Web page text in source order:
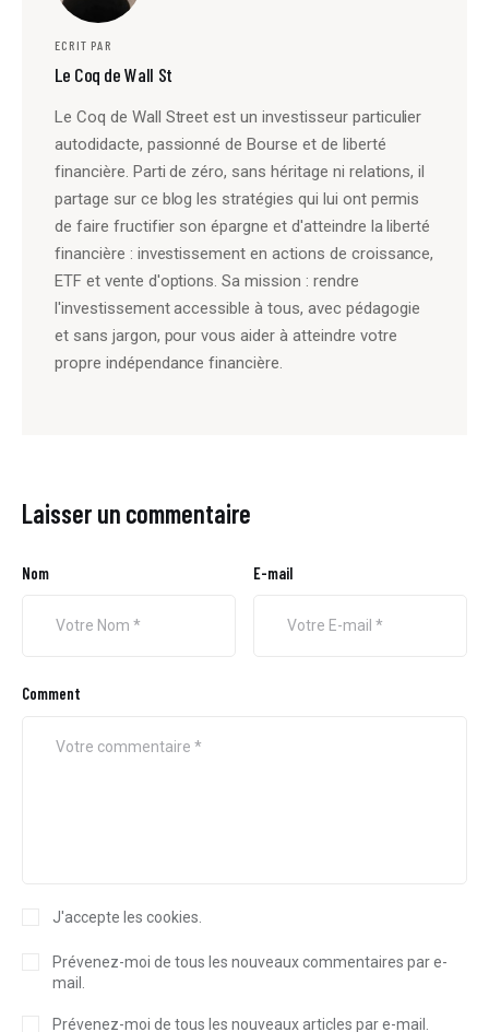
ECRIT PAR
Le Coq de Wall St
Le Coq de Wall Street est un investisseur particulier
autodidacte, passionné de Bourse et de liberté
financière. Parti de zéro, sans héritage ni relations, il
partage sur ce blog les stratégies qui lui ont permis
de faire fructifier son épargne et d'atteindre la liberté
financière : investissement en actions de croissance,
ETF et vente d'options. Sa mission : rendre
l'investissement accessible à tous, avec pédagogie
et sans jargon, pour vous aider à atteindre votre
propre indépendance financière.
Laisser un commentaire
Nom E-mail
Comment
J'accepte les cookies.
Prévenez-moi de tous les nouveaux commentaires par e-
mail.
Prévenez-moi de tous les nouveaux articles par e-mail.